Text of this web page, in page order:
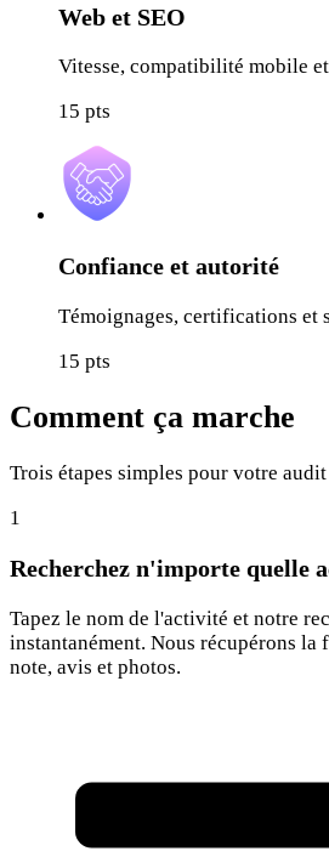
Web et SEO
Vitesse, compatibilité mobile
15 pts
Confiance et autorité
Témoignages, certifications et
15 pts
Comment ça marche
Trois étapes simples pour votre
1
Recherchez n'importe quelle
Tapez le nom de l'activité et notre
instantanément. Nous récupérons la
note, avis et photos.